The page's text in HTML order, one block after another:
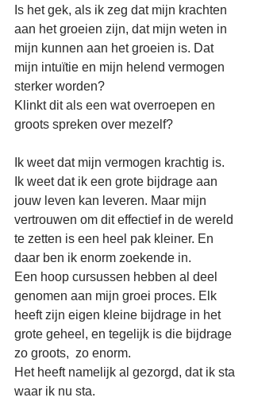
Is het gek, als ik zeg dat mijn krachten
aan het groeien zijn, dat mijn weten in
mijn kunnen aan het groeien is. Dat
mijn intuïtie en mijn helend vermogen
sterker worden?
Klinkt dit als een wat overroepen en
groots spreken over mezelf?
Ik weet dat mijn vermogen krachtig is.
Ik weet dat ik een grote bijdrage aan
jouw leven kan leveren. Maar mijn
vertrouwen om dit effectief in de wereld
te zetten is een heel pak kleiner. En
daar ben ik enorm zoekende in.
Een hoop cursussen hebben al deel
genomen aan mijn groei proces. Elk
heeft zijn eigen kleine bijdrage in het
grote geheel, en tegelijk is die bijdrage
zo groots,  zo enorm.
Het heeft namelijk al gezorgd, dat ik sta
waar ik nu sta.